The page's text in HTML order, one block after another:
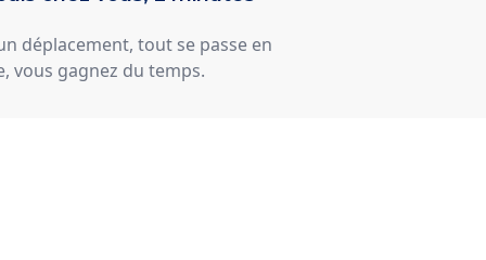
déplacement, tout se passe en
vous gagnez du temps.